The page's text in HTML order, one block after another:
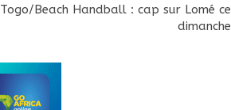
Togo/Beach Handball : cap sur Lomé ce
dimanche